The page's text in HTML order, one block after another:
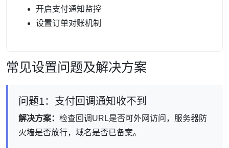
开启支付通知监控
设置订单对账机制
常见设置问题及解决方案
问题1：支付回调通知收不到
解决方案： 检查回调URL是否可外网访问，服务器防
火墙是否放行，域名是否已备案。